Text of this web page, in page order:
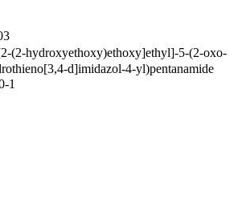
(2-hydroxyethoxy)ethoxy]ethyl]-5-(2-oxo-
d]imidazol-4-yl)pentanamide
1